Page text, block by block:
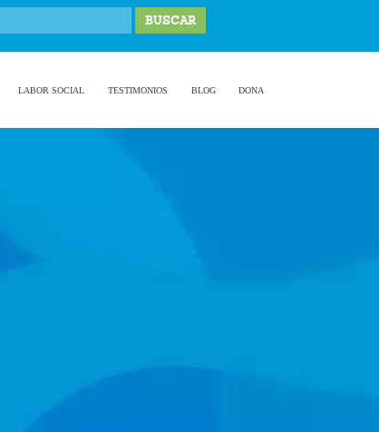
LABOR SOCIAL TESTIMONIOS BLOG DONA